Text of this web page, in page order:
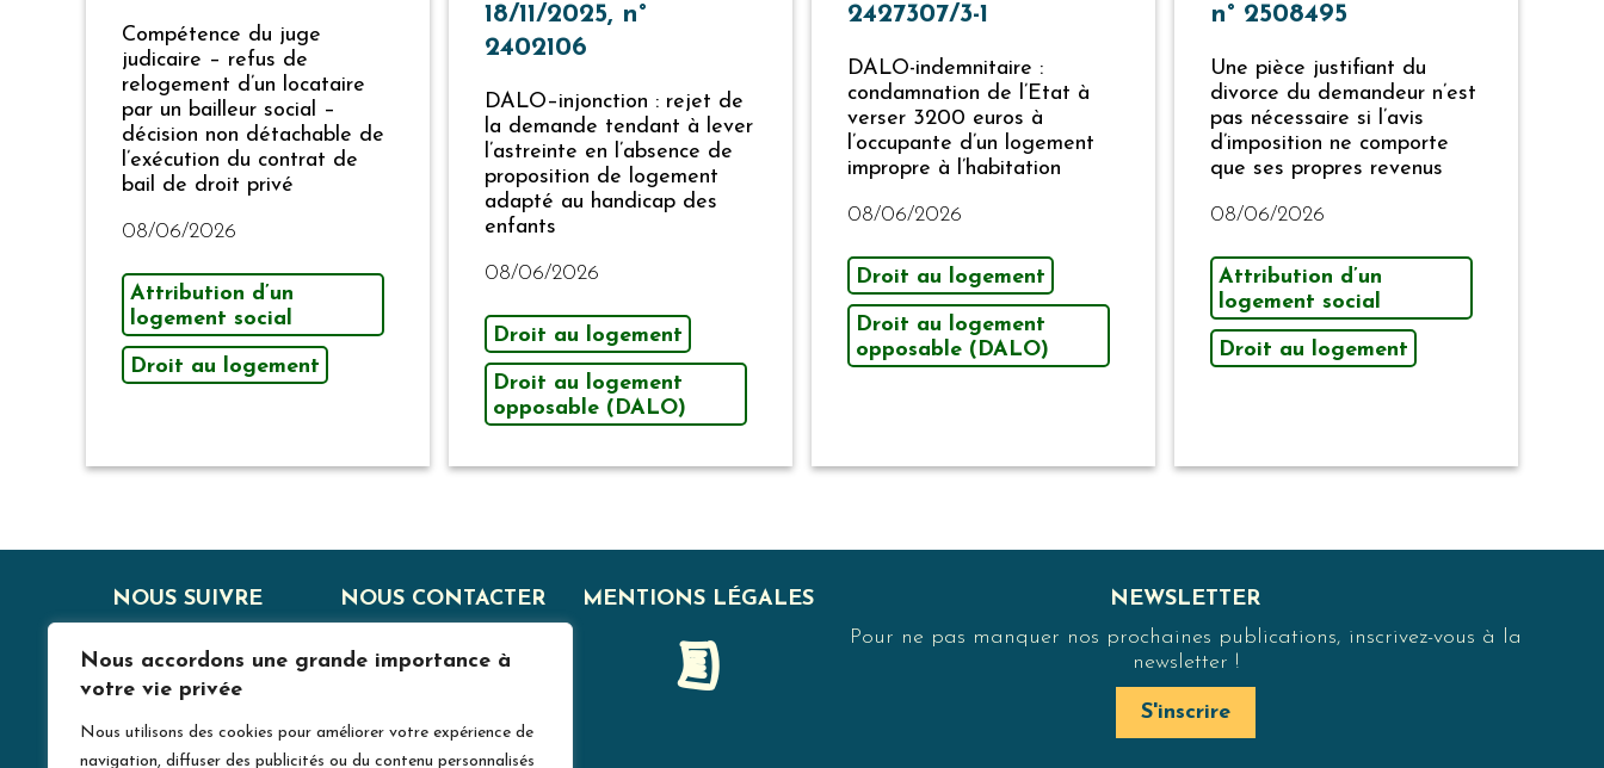
Nous accordons une grande importance à
votre vie privée
Nous utilisons des cookies pour améliorer votre expérience de
navigation, diffuser des publicités ou du contenu personnalisés
Compétence du juge
judicaire – refus de
relogement d’un locataire
par un bailleur social –
décision non détachable de
l’exécution du contrat de
bail de droit privé
08/06/2026
Attribution d’un
logement social
Droit au logement
18/11/2025, n°
2402106
DALO–injonction : rejet de
la demande tendant à lever
l’astreinte en l’absence de
proposition de logement
adapté au handicap des
enfants
08/06/2026
Droit au logement
Droit au logement
opposable (DALO)
2427307/3-1
DALO-indemnitaire :
condamnation de l’Etat à
verser 3200 euros à
l’occupante d’un logement
impropre à l’habitation
08/06/2026
Droit au logement
Droit au logement
opposable (DALO)
n° 2508495
Une pièce justifiant du
divorce du demandeur n’est
pas nécessaire si l’avis
d’imposition ne comporte
que ses propres revenus
08/06/2026
Attribution d’un
logement social
Droit au logement
NOUS SUIVRE NOUS CONTACTER
J
MENTIONS LÉGALES
F
NEWSLETTER
Pour ne pas manquer nos prochaines publications, inscrivez-vous à la
newsletter !
S'inscrire